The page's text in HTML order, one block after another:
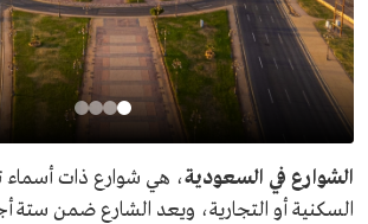
الشوارع في السعودية، هي شوارع ذات أسماء
السكنية أو التجارية، ويعد الشارع ضمن ستة